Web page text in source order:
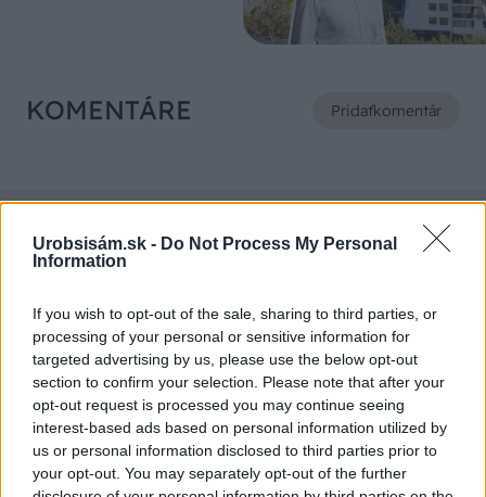
Urobsisám.sk - Do Not Process My Personal
Information
If you wish to opt-out of the sale, sharing to third parties, or
processing of your personal or sensitive information for
targeted advertising by us, please use the below opt-out
section to confirm your selection. Please note that after your
opt-out request is processed you may continue seeing
interest-based ads based on personal information utilized by
us or personal information disclosed to third parties prior to
your opt-out. You may separately opt-out of the further
KOMENTÁRE Pridaťkomentár
VIDEO